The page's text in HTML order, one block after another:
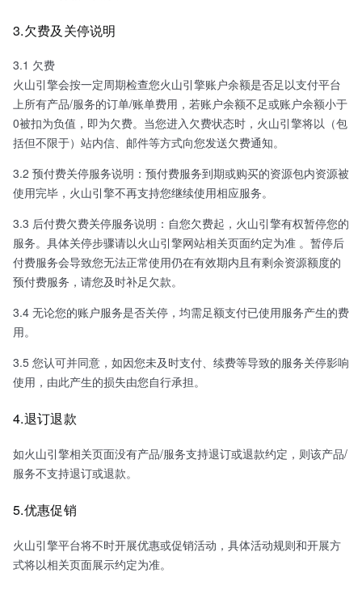
3.欠费及关停说明
3.1 欠费
火山引擎会按一定周期检查您火山引擎账户余额是否足以支付平台
上所有产品/服务的订单/账单费用，若账户余额不足或账户余额小于
0被扣为负值，即为欠费。当您进入欠费状态时，火山引擎将以（包
括但不限于）站内信、邮件等方式向您发送欠费通知。
3.2 预付费关停服务说明：预付费服务到期或购买的资源包内资源被
使用完毕，火山引擎不再支持您继续使用相应服务。
3.3 后付费欠费关停服务说明：自您欠费起，火山引擎有权暂停您的
服务。具体关停步骤请以火山引擎网站相关页面约定为准 。暂停后
付费服务会导致您无法正常使用仍在有效期内且有剩余资源额度的
预付费服务，请您及时补足欠款。
3.4 无论您的账户服务是否关停，均需足额支付已使用服务产生的费
用。
3.5 您认可并同意，如因您未及时支付、续费等导致的服务关停影响
使用，由此产生的损失由您自行承担。
4.退订退款
如火山引擎相关页面没有产品/服务支持退订或退款约定，则该产品/
服务不支持退订或退款。
5.优惠促销
火山引擎平台将不时开展优惠或促销活动，具体活动规则和开展方
式将以相关页面展示约定为准。